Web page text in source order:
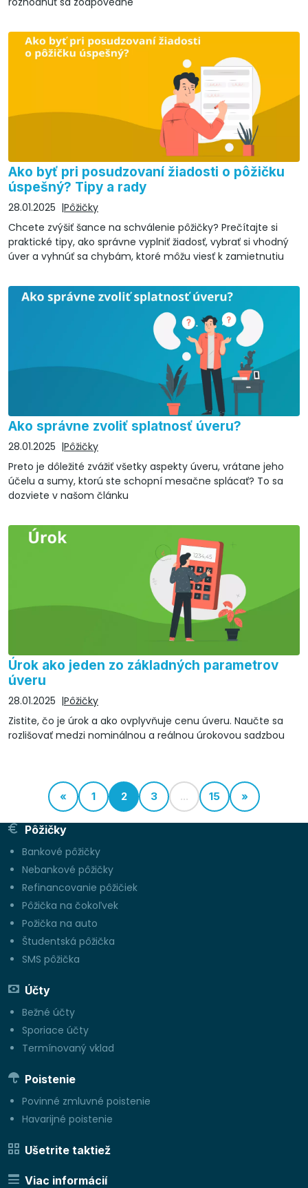
Ako byť pri posudzovaní žiadosti o pôžičku
úspešný? Tipy a rady
28.01.2025
Pôžičky
Chcete zvýšiť šance na schválenie pôžičky? Prečítajte si
praktické tipy, ako správne vyplniť žiadosť, vybrať si vhodný
úver a vyhnúť sa chybám, ktoré môžu viesť k zamietnutiu
Ako správne zvoliť splatnosť úveru?
28.01.2025
Pôžičky
Preto je dôležité zvážiť všetky aspekty úveru, vrátane jeho
účelu a sumy, ktorú ste schopní mesačne splácať? To sa
dozviete v našom článku
Úrok ako jeden zo základných parametrov
úveru
28.01.2025
Pôžičky
Zistite, čo je úrok a ako ovplyvňuje cenu úveru. Naučte sa
rozlišovať medzi nominálnou a reálnou úrokovou sadzbou
« 1 2 3 ... 15 »
Pôžičky
Bankové pôžičky
Nebankové pôžičky
Refinancovanie pôžičiek
Pôžička na čokoľvek
Požička na auto
Študentská pôžička
SMS pôžička
Účty
Bežné účty
Sporiace účty
Termínovaný vklad
Poistenie
Povinné zmluvné poistenie
Havarijné poistenie
Ušetrite taktiež
Viac informácií